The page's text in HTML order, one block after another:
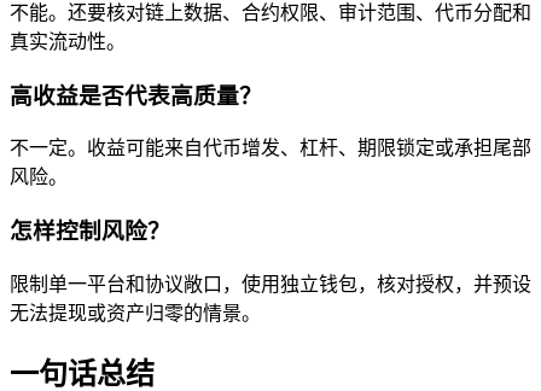
不能。还要核对链上数据、合约权限、审计范围、代币分配和
真实流动性。
高收益是否代表高质量？
不一定。收益可能来自代币增发、杠杆、期限锁定或承担尾部
风险。
怎样控制风险？
限制单一平台和协议敞口，使用独立钱包，核对授权，并预设
无法提现或资产归零的情景。
一句话总结